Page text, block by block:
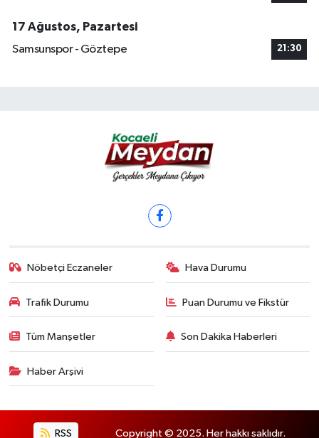
17 Ağustos, Pazartesi
Samsunspor - Göztepe
21:30
Nöbetçi Eczaneler Hava Durumu
Trafik Durumu Puan Durumu ve Fikstür
Tüm Manşetler Son Dakika Haberleri
Haber Arşivi
RSS Copyright © 2025. Her hakkı saklıdır.